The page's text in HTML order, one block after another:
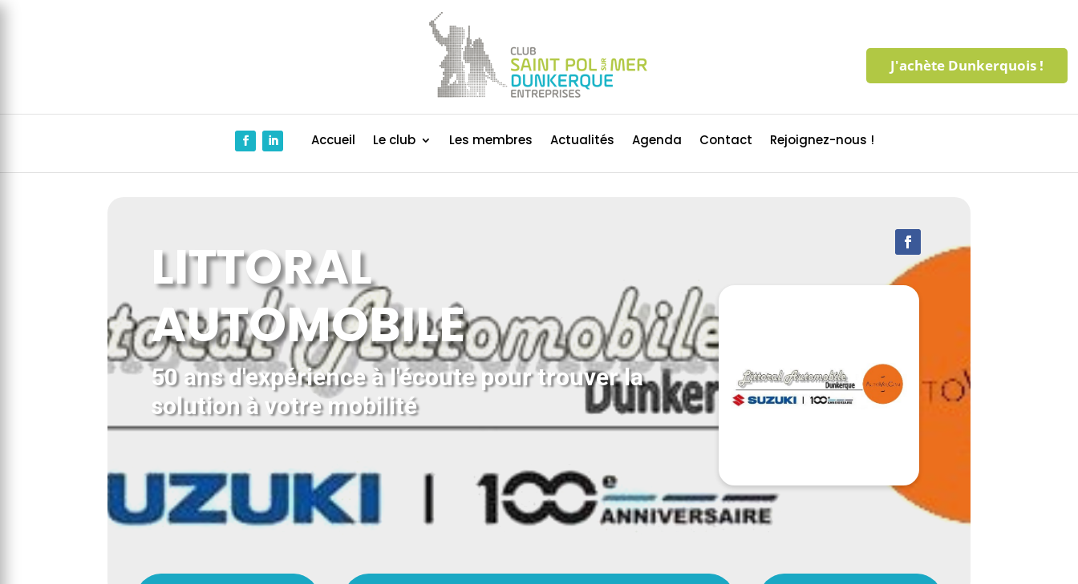
J'achète Dunkerquois !
Accueil Le club Les membres Actualités Agenda Contact Rejoignez-nous !
LITTORAL
AUTOMOBILE
50 ans d'expérience à l'écoute pour trouver la
solution à votre mobilité
Panneau de gestion des cookies